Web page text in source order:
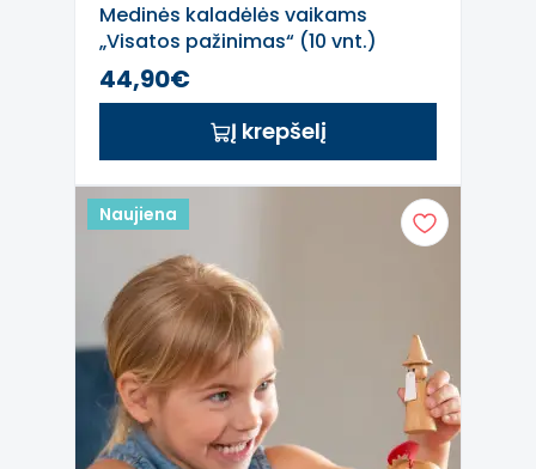
Medinės kaladėlės vaikams
„Visatos pažinimas“ (10 vnt.)
44,90€
Į krepšelį
Naujiena